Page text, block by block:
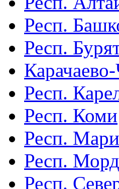
Респ.
Респ.
Респ.
Респ. Коми
Респ.
Респ.
Респ.